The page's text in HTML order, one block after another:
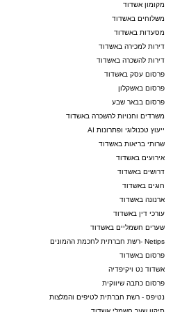
מקומון אשדוד
משלוחים באשדוד
מסעדות באשדוד
דירות למכירה באשדוד
דירות להשכרה באשדוד
פרסום עסק באשדוד
פרסום באשקלון
פרסום בבאר שבע
משרדים וחנויות להשכרה באשדוד
ייעוץ טכנולוגי ופתרונות AI
שרותי בריאות באשדוד
אירועים באשדוד
דרושים באשדוד
חוגים באשדוד
ארנונה באשדוד
עורכי דין באשדוד
שערים חשמליים באשדוד
Netips -רשת חברתית לחכמת ההמונים
פרסום באשדוד
אשדוד נט ויקיפדיה
פרסום כתבה שיווקית
נטיפס - רשת חברתית לטיפים והמלצות